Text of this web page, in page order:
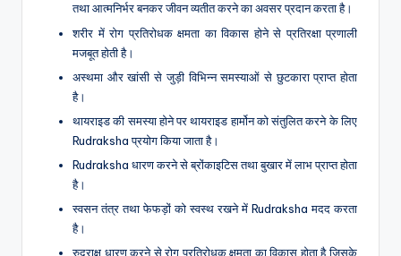
तथा आत्मनिर्भर बनकर जीवन व्यतीत करने का अवसर प्रदान करता है।
शरीर में रोग प्रतिरोधक क्षमता का विकास होने से प्रतिरक्षा प्रणाली
मजबूत होती है।
अस्थमा और खांसी से जुड़ी विभिन्न समस्याओं से छुटकारा प्राप्त होता
है।
थायराइड की समस्या होने पर थायराइड हार्मोन को संतुलित करने के लिए
Rudraksha प्रयोग किया जाता है।
Rudraksha धारण करने से ब्रोंकाइटिस तथा बुखार में लाभ प्राप्त होता
है।
स्वसन तंत्र तथा फेफड़ों को स्वस्थ रखने में Rudraksha मदद करता
है।
रुद्राक्ष धारण करने से रोग प्रतिरोधक क्षमता का विकास होता है जिसके